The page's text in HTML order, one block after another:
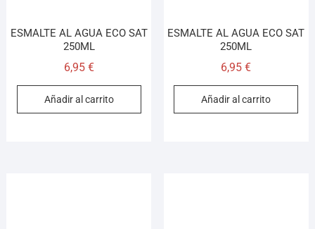
ESMALTE AL AGUA ECO SAT
250ML
6,95 €
Añadir al carrito
ESMALTE AL AGUA ECO SAT
250ML
6,95€
Añadir al carrito